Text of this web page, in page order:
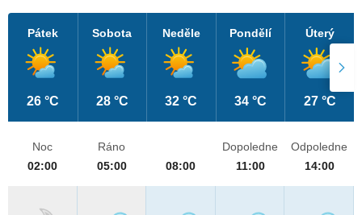
Pátek
26 °C
Sobota
28 °C
Neděle
32 °C
Pondělí
34 °C
Úterý
27 °C
Noc
02:00
Ráno
05:00
08:00
Dopoledne
11:00
Odpoledne
14:00